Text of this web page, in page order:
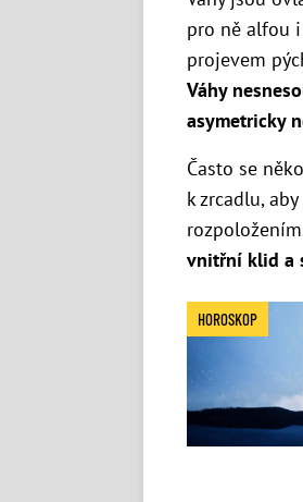
pro ně alfou
projevem
Váhy
asymetricky
Často se
k zrcadlu,
vnitřní klid a
HOROSKOP